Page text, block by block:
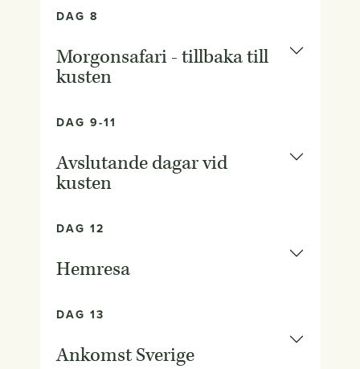
DAG 8
Morgonsafari - tillbaka till
kusten
DAG 9-11
Avslutande dagar vid
kusten
DAG 12
Hemresa
DAG 13
Ankomst Sverige